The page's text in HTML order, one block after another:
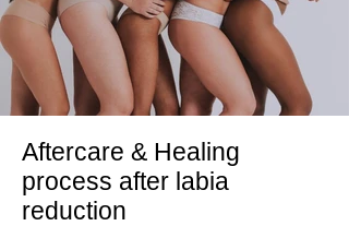
Aftercare & Healing
process after labia
reduction